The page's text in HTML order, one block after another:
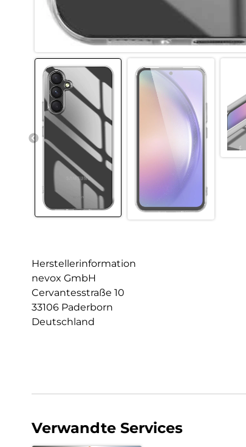
Herstellerinformation
nevox GmbH
Cervantesstraße 10
33106 Paderborn
Deutschland
Verwandte Services